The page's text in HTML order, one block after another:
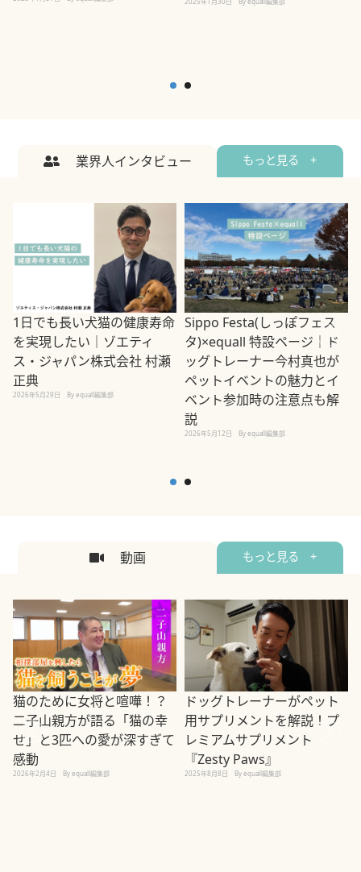
業界人インタビュー もっと見る +
1日でも長い犬猫の健康寿命
を実現したい｜ゾエティ
ス・ジャパン株式会社 村瀬
正典
2026年5月29日 By equall編集部
Sippo Festa(しっぽフェス
タ)×equall 特設ページ｜ド
ッグトレーナー今村真也が
ペットイベントの魅力とイ
ベント参加時の注意点も解
説
2026年5月12日 By equall編集部
動画 もっと見る +
猫のために女将と喧嘩！？
二子山親方が語る「猫の幸
せ」と3匹への愛が深すぎて
感動
2026年2月4日 By equall編集部
ドッグトレーナーがペット
用サプリメントを解説！プ
レミアムサプリメント
『Zesty Paws』
2025年8月8日 By equall編集部